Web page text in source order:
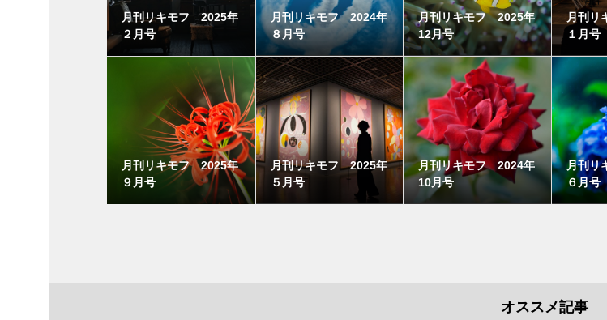
月刊リキモフ 2025年
２月号
月刊リキモフ 2024年
８月号
月刊リキモフ 2025年
12月号
月刊リ
１月号
月刊リキモフ 2025年
９月号
月刊リキモフ 2025年
５月号
月刊リキモフ 2024年
10月号
月刊リ
６月号
オススメ記事